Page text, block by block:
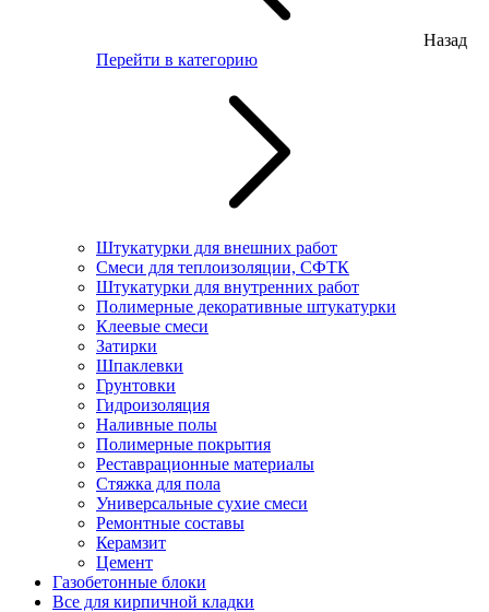
Назад
Перейти в категорию
Штукатурки для внешних работ
Смеси для теплоизоляции, СФТК
Штукатурки для внутренних работ
Полимерные декоративные штукатурки
Клеевые смеси
Затирки
Шпаклевки
Грунтовки
Гидроизоляция
Наливные полы
Полимерные покрытия
Реставрационные материалы
Стяжка для пола
Универсальные сухие смеси
Ремонтные составы
Керамзит
Цемент
Газобетонные блоки
Все для кирпичной кладки